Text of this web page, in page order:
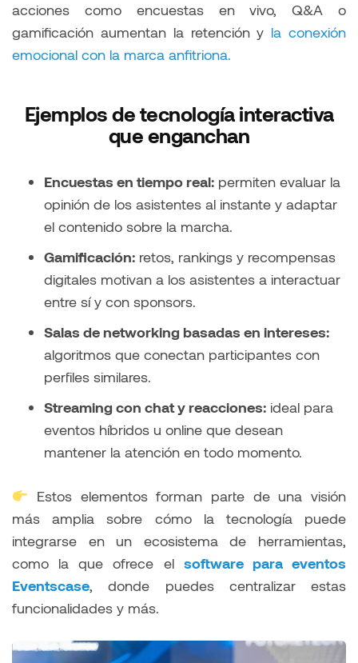
acciones como encuestas en vivo, Q&A o
gamificación aumentan la retención y la conexión
emocional con la marca anfitriona.
Ejemplos de tecnología interactiva
que enganchan
Encuestas en tiempo real: permiten evaluar la
opinión de los asistentes al instante y adaptar
el contenido sobre la marcha.
Gamificación: retos, rankings y recompensas
digitales motivan a los asistentes a interactuar
entre sí y con sponsors.
Salas de networking basadas en intereses:
algoritmos que conectan participantes con
perfiles similares.
Streaming con chat y reacciones: ideal para
eventos híbridos u online que desean
mantener la atención en todo momento.
Estos elementos forman parte de una visión
más amplia sobre cómo la tecnología puede
integrarse en un ecosistema de herramientas,
como la que ofrece el software para eventos
Eventscase, donde puedes centralizar estas
funcionalidades y más.